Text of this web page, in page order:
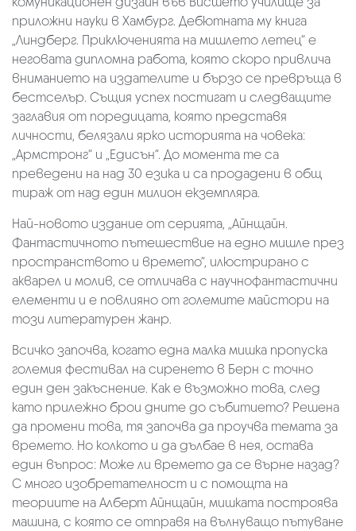
приложни науки в Хамбург. Дебютната му книга
„Линдберг. Приключенията на мишлето летец“ е
неговата дипломна работа, която скоро привлича
вниманието на издателите и бързо се превръща в
бестселър. Същия успех постигат и следващите
заглавия от поредицата, която представя
личности, белязали ярко историята на човека:
„Армстронг“ и „Едисън“. До момента те са
преведени на над 30 езика и са продадени в общ
тираж от над един милион екземпляра.
Най-новото издание от серията, „Айнщайн.
Фантастичното пътешествие на едно мишле през
пространството и времето“, илюстрирано с
акварел и молив, се отличава с научнофантастични
елементи и е повлияно от големите майстори на
този литературен жанр.
Всичко започва, когато една малка мишка пропуска
големия фестивал на сиренето в Берн с точно
един ден закъснение. Как е възможно това, след
като прилежно брои дните до събитието? Решена
да промени това, тя започва да проучва темата за
времето. Но колкото и да дълбае в нея, остава
един въпрос: Може ли времето да се върне назад?
С много изобретателност и с помощта на
теориите на Алберт Айнщайн, мишката построява
машина, с която се отправя на вълнуващо пътуване